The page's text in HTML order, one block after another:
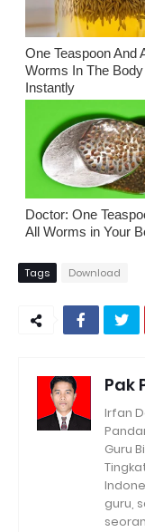
One Teaspoon And
Worms In The
Instantly
Doctor: One
All Worms in Your
Tags Download
Pak
Irfan
Guru
guru,